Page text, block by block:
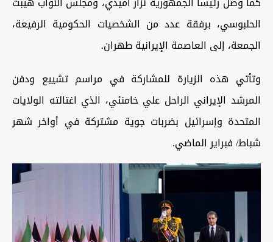
الحلبوسي، برفقة عدد من الشخصيات الحكومية الرفيعة،
الجمعة، إلى العاصمة الإيرانية طهران.
وتأتي هذه الزيارة للمشاركة في مراسم تشييع ودفن
المرشد الإيراني الراحل علي خامنئي، الذي اغتالته الولايات
المتحدة وإسرائيل بضربات جوية مشتركة في أواخر شهر
شباط/ فبراير الماضي.